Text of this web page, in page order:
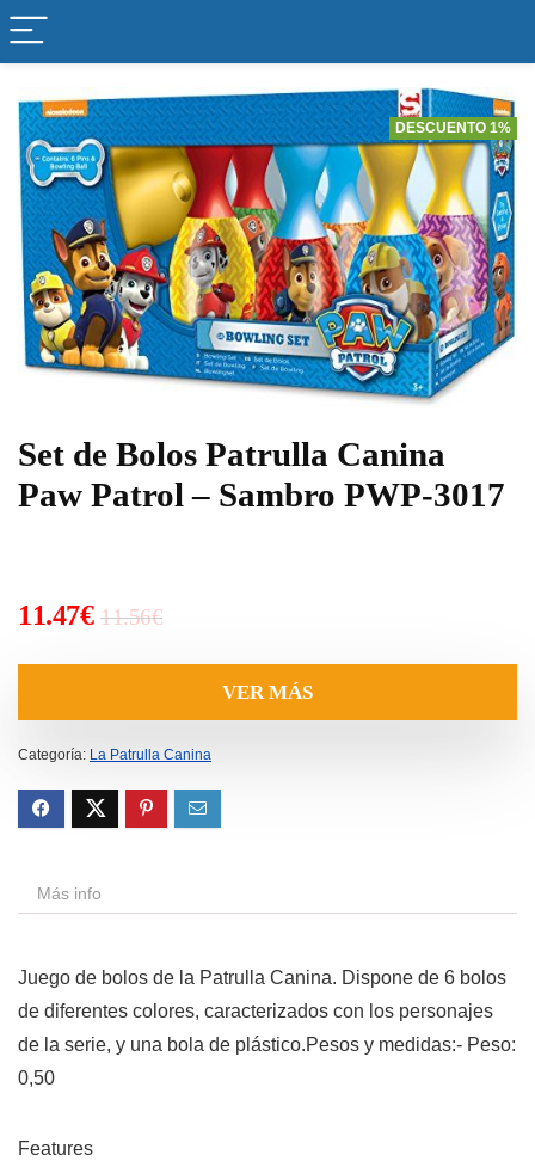
DESCUENTO 1%
Set de Bolos Patrulla Canina
Paw Patrol – Sambro PWP-3017
11.56€El
original
era:
11.56€.
11.47€
El
actual
es:
11.47€.
VER MÁS
Categoría: La Patrulla Canina
Más info
Juego de bolos de la Patrulla Canina. Dispone de 6 bolos
de diferentes colores, caracterizados con los personajes
de la serie, y una bola de plástico.Pesos y medidas:- Peso:
0,50
Features